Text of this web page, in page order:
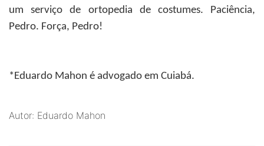
um serviço de ortopedia de costumes. Paciência,
Pedro. Força, Pedro!
*Eduardo Mahon é advogado em Cuiabá.
Autor: Eduardo Mahon